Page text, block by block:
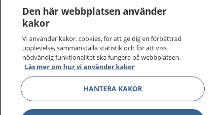
På 1177.se får du råd om hälsa och information om
sjukdomar och vilka mottagningar du kan kontakta.
Logga in för att läsa din journal och göra dina
vårdärenden. Ring telefonnummer 1177 för
sjukvårdsrådgivning dygnet runt.
1177 ger dig råd när du vill må bättre.
Den här webbplatsen använder
kakor
Vi använder kakor, cookies, för att ge dig en förbättrad
upplevelse, sammanställa statistik och för att viss
nödvändig funktionalitet ska fungera på webbplatsen.
Läs mer om hur vi använder kakor
HANTERA KAKOR